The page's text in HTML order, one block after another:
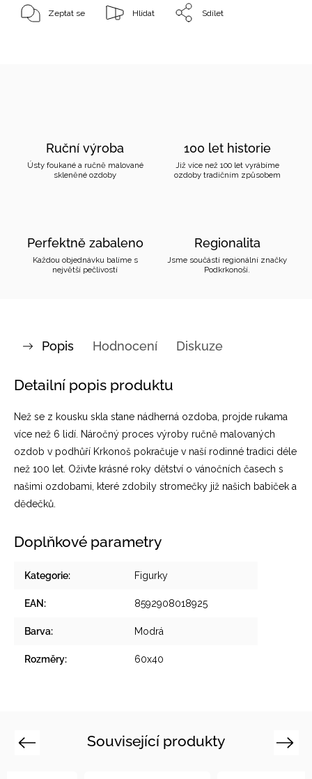
Zeptat se Hlídat Sdílet
Ruční výroba
Ústy foukané a ručně malované
skleněné ozdoby
100 let historie
Již více než 100 let vyrábíme
ozdoby tradičním způsobem
Perfektně zabaleno
Každou objednávku balíme s
největší pečlivostí
Regionalita
Jsme součástí regionální značky
Podkrkonoší.
Popis Hodnocení Diskuze
Detailní popis produktu
Než se z kousku skla stane nádherná ozdoba, projde rukama
více než 6 lidí. Náročný proces výroby ručně malovaných
ozdob v podhůří Krkonoš pokračuje v naší rodinné tradici déle
než 100 let. Oživte krásné roky dětství o vánočních časech s
našimi ozdobami, které zdobily stromečky již našich babiček a
dědečků.
Doplňkové parametry
Kategorie: Figurky
EAN : 8592908018925
Barva: Modrá
Rozměry: 60x40
Související produkty
Previous Next